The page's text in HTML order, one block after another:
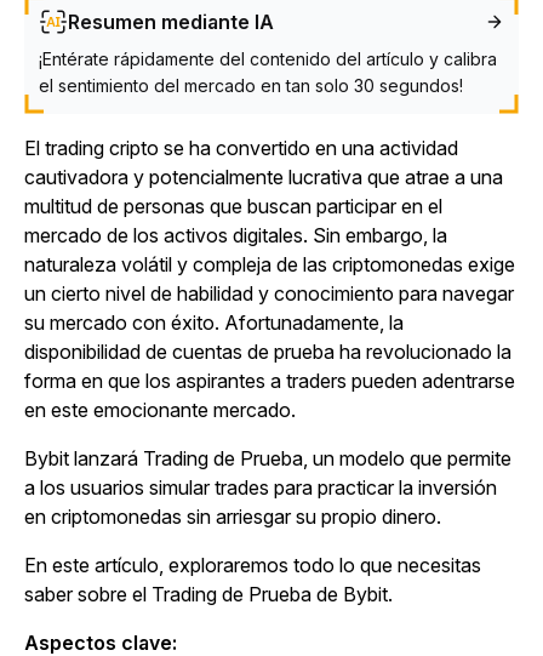
Resumen mediante IA
¡Entérate rápidamente del contenido del artículo y calibra
el sentimiento del mercado en tan solo 30 segundos!
El trading cripto se ha convertido en una actividad
cautivadora y potencialmente lucrativa que atrae a una
multitud de personas que buscan participar en el
mercado de los activos digitales. Sin embargo, la
naturaleza volátil y compleja de las criptomonedas exige
un cierto nivel de habilidad y conocimiento para navegar
su mercado con éxito. Afortunadamente, la
disponibilidad de cuentas de prueba ha revolucionado la
forma en que los aspirantes a traders pueden adentrarse
en este emocionante mercado.
Bybit lanzará Trading de Prueba, un modelo que permite
a los usuarios simular trades para practicar la inversión
en criptomonedas sin arriesgar su propio dinero.
En este artículo, exploraremos todo lo que necesitas
saber sobre el Trading de Prueba de Bybit.
Aspectos clave: